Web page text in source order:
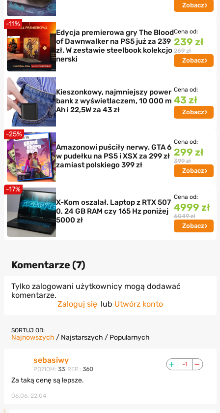
Zobacz
Edycja premierowa gry The Blood
of Dawnwalker na PS5 już za 239
zł. W zestawie steelbook kolekcjo
nerski
-11%
Cena od:
239 zł
269 zł
Zobacz
Kieszonkowy, najmniejszy power
bank z wyświetlaczem, 10 000 m
Ah i 22,5W za 43 zł
Cena od:
43 zł
Zobacz
Amazonowi puściły nerwy. GTA 6
w pudełku na PS5 i XSX za 299 zł
zamiast polskiego 399 zł
-25%
Cena od:
299 zł
399 zł
Zobacz
X-Kom oszalał. Laptop z RTX 507
0, 24 GB RAM czy 165 Hz poniżej
5000 zł
-17%
Cena od:
4999 zł
6049 zł
Zobacz
Komentarze (7)
Tylko zalogowani użytkownicy mogą dodawać
komentarze.
Zaloguj się lub Utwórz konto
SORTUJ OD:
Najnowszych / Najstarszych / Popularnych
sebasiwy
POZIOM: 33 REP.: 360
-1
Za taką cenę są lepsze.
06.06, 22:04